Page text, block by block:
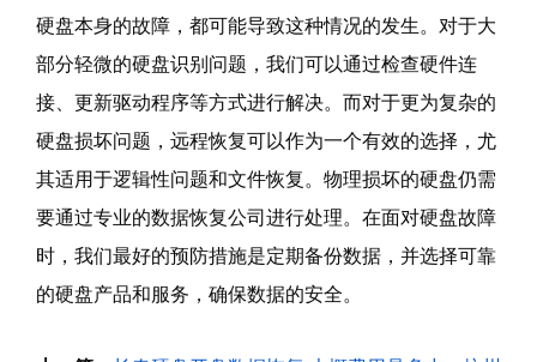
硬盘本身的故障，都可能导致这种情况的发生。对于大
部分轻微的硬盘识别问题，我们可以通过检查硬件连
接、更新驱动程序等方式进行解决。而对于更为复杂的
硬盘损坏问题，远程恢复可以作为一个有效的选择，尤
其适用于逻辑性问题和文件恢复。物理损坏的硬盘仍需
要通过专业的数据恢复公司进行处理。在面对硬盘故障
时，我们最好的预防措施是定期备份数据，并选择可靠
的硬盘产品和服务，确保数据的安全。